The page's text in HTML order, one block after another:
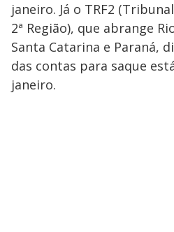
janeiro. Já o TRF2
2ª Região), que abrange
Santa Catarina e Paraná,
das contas para saque
janeiro.